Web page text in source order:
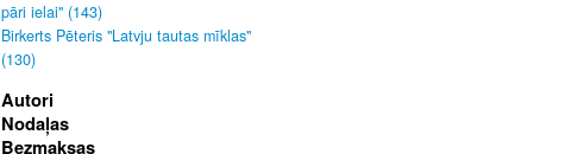
pāri ielai" (143)
Birkerts Pēteris "Latvju tautas mīklas"
(130)
Autori
Nodaļas
Bezmaksas